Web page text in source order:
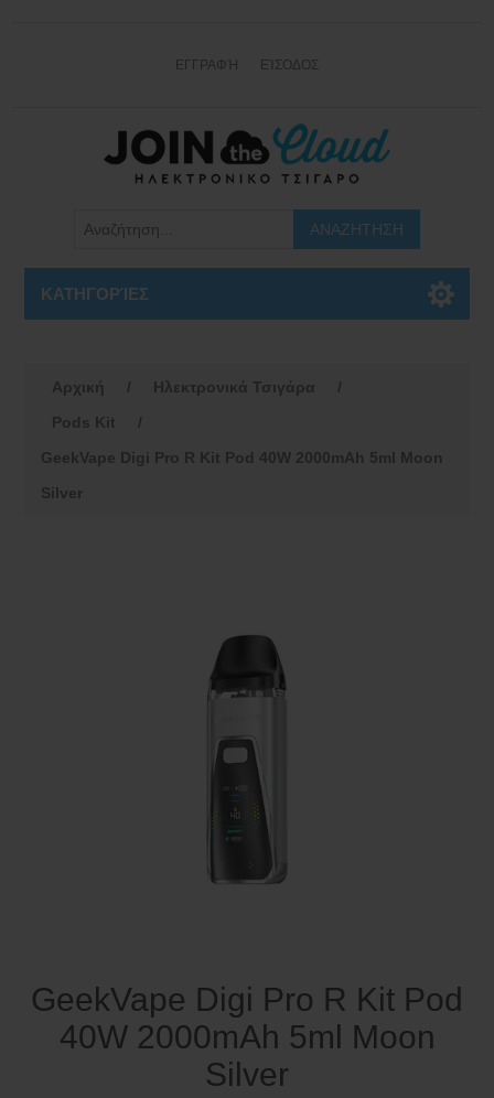
ΕΓΓΡΑΦΉ ΕΊΣΟΔΟΣ
ΚΑΤΗΓΟΡΊΕΣ
Αρχική / Ηλεκτρονικά Τσιγάρα
/
Pods Kit
/
GeekVape Digi Pro R Kit Pod 40W 2000mAh 5ml Moon
Silver
GeekVape Digi Pro R Kit Pod
40W 2000mAh 5ml Moon
Silver